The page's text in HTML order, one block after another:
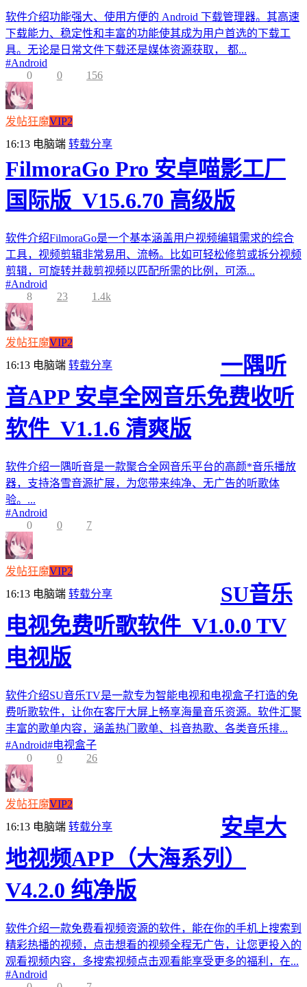
软件介绍功能强大、使用方便的 Android 下载管理器。其高速
下载能力、稳定性和丰富的功能使其成为用户首选的下载工
具。无论是日常文件下载还是媒体资源获取， 都...
#Android
0
0 156
发帖狂魔VIP2
16:13 电脑端 转载分享
FilmoraGo Pro 安卓喵影工厂
国际版_V15.6.70 高级版
软件介绍FilmoraGo是一个基本涵盖用户视频编辑需求的综合
工具，视频剪辑非常易用、流畅。比如可轻松修剪或拆分视频
剪辑，可旋转并裁剪视频以匹配所需的比例，可添...
#Android
8
23 1.4k
发帖狂魔VIP2
16:13 电脑端 转载分享
一隅听
音APP 安卓全网音乐免费收听
软件_V1.1.6 清爽版
软件介绍一隅听音是一款聚合全网音乐平台的高颜*音乐播放
器，支持洛雪音源扩展，为您带来纯净、无广告的听歌体
验。...
#Android
0
0 7
发帖狂魔VIP2
16:13 电脑端 转载分享
SU音乐
电视免费听歌软件_V1.0.0 TV
电视版
软件介绍SU音乐TV是一款专为智能电视和电视盒子打造的免
费听歌软件，让你在客厅大屏上畅享海量音乐资源。软件汇聚
丰富的歌单内容，涵盖热门歌单、抖音热歌、各类音乐排...
#Android#电视盒子
0
0 26
发帖狂魔VIP2
16:13 电脑端 转载分享
安卓大
地视频APP（大海系列）
V4.2.0 纯净版
软件介绍一款免费看视频资源的软件，能在你的手机上搜索到
精彩热播的视频，点击想看的视频全程无广告，让您更投入的
观看视频内容，多搜索视频点击观看能享受更多的福利，在...
#Android